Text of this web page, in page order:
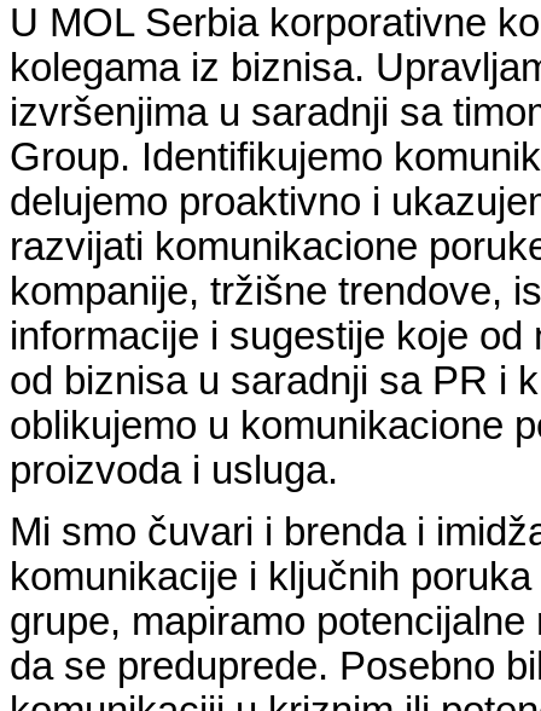
U MOL Serbia korporativne
kolegama iz biznisa.
izvršenjima u saradnji sa
Group. Identifikujemo
delujemo proaktivno i
razvijati komunikacione
kompanije, tržišne trendove,
informacije i sugestije koje
od biznisa u saradnji sa PR i
oblikujemo u komunikacione
proizvoda i usluga.
Mi smo čuvari i brenda i
komunikacije i ključnih
grupe, mapiramo
da se preduprede. Posebno